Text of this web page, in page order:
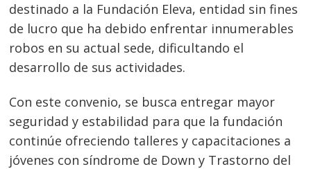
destinado a la Fundación Eleva, entidad sin fines
de lucro que ha debido enfrentar innumerables
robos en su actual sede, dificultando el
desarrollo de sus actividades.
Con este convenio, se busca entregar mayor
seguridad y estabilidad para que la fundación
continúe ofreciendo talleres y capacitaciones a
jóvenes con síndrome de Down y Trastorno del